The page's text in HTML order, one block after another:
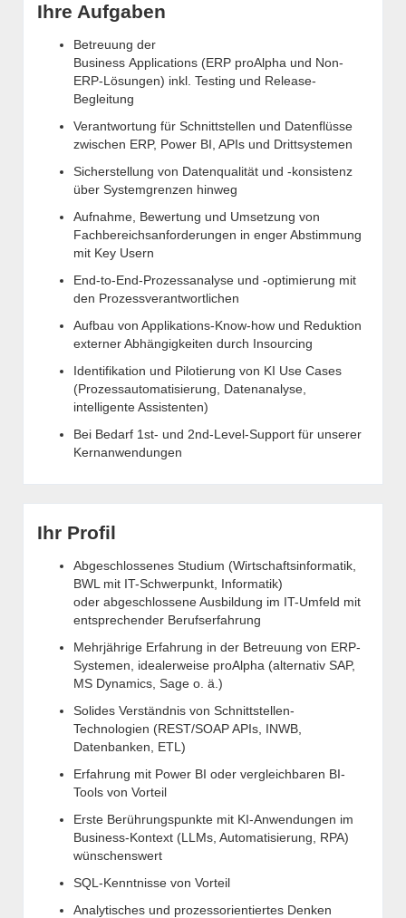
Ihre Aufgaben
Betreuung der
Business Applications (ERP proAlpha und Non-
ERP-Lösungen) inkl. Testing und Release-
Begleitung
Verantwortung für Schnittstellen und Datenflüsse
zwischen ERP, Power BI, APIs und Drittsystemen
Sicherstellung von Datenqualität und -konsistenz
über Systemgrenzen hinweg
Aufnahme, Bewertung und Umsetzung von
Fachbereichsanforderungen in enger Abstimmung
mit Key Usern
End-to-End-Prozessanalyse und -optimierung mit
den Prozessverantwortlichen
Aufbau von Applikations-Know-how und Reduktion
externer Abhängigkeiten durch Insourcing
Identifikation und Pilotierung von KI Use Cases
(Prozessautomatisierung, Datenanalyse,
intelligente Assistenten)
Bei Bedarf 1st- und 2nd-Level-Support für unserer
Kernanwendungen
Ihr Profil
Abgeschlossenes Studium (Wirtschaftsinformatik,
BWL mit IT-Schwerpunkt, Informatik)
oder abgeschlossene Ausbildung im IT-Umfeld mit
entsprechender Berufserfahrung
Mehrjährige Erfahrung in der Betreuung von ERP-
Systemen, idealerweise proAlpha (alternativ SAP,
MS Dynamics, Sage o. ä.)
Solides Verständnis von Schnittstellen-
Technologien (REST/SOAP APIs, INWB,
Datenbanken, ETL)
Erfahrung mit Power BI oder vergleichbaren BI-
Tools von Vorteil
Erste Berührungspunkte mit KI-Anwendungen im
Business-Kontext (LLMs, Automatisierung, RPA)
wünschenswert
SQL-Kenntnisse von Vorteil
Analytisches und prozessorientiertes Denken